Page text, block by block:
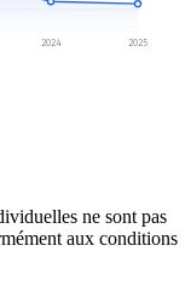
2024 2025
ne sont pas
aux conditions